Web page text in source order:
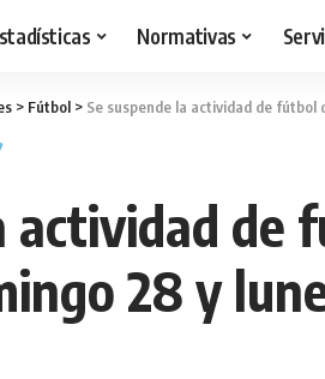
Normativas
> Fútbol > Se suspende la actividad de fútbol
actividad
28 y